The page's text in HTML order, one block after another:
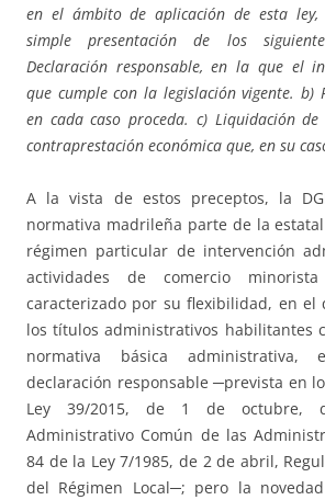
en el ámbito de aplicación de esta
simple presentación de los
Declaración responsable, en la que el
que cumple con la legislación vigente. b)
en cada caso proceda. c) Liquidación
contraprestación económica que, en su
A la vista de estos preceptos, la
normativa madrileña parte de la
régimen particular de intervención
actividades de comercio
caracterizado por su flexibilidad, en
los títulos administrativos habilitantes
normativa básica
declaración responsable ─prevista en
Ley 39/2015, de 1 de octubre,
Administrativo Común de las
84 de la Ley 7/1985, de 2 de abril,
del Régimen Local─; pero la